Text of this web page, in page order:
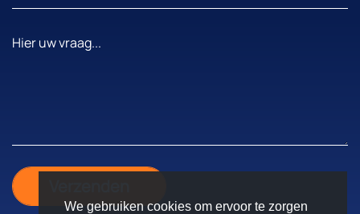
We gebruiken cookies om ervoor te zorgen